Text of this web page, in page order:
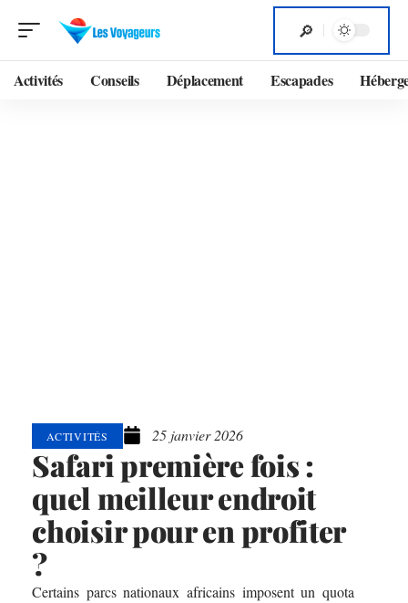
Activités Conseils Déplacement Escapades
ACTIVITÉS 25 janvier 2026
Safari première fois :
quel meilleur endroit
choisir pour en profiter
?
Certains parcs nationaux africains imposent un quota